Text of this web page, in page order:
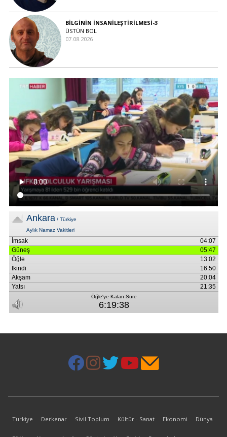
BİLGİNİN İNSANİLEŞTİRİLMESİ-3
ÜSTÜN BOL
07.08.2026
Türkiye Derkenar Sivil Toplum Kültür - Sanat Ekonomi Dünya